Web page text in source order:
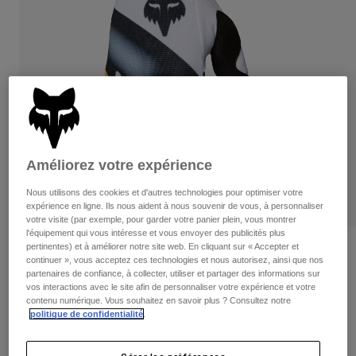
Pantalons
Shorts
Vestes
Protections
Masques
Chaussettes
Accessoires
Pièces de rechange
Pantalons
Vestes
Protections
Masques
Chaussettes
Sacs et accessoires
Pièces de rechange
Femme
T-shirts et tops
Vestes
Pantalons
Chemises
Voir tout
Enfants
Voir tout
Casques
Maillots
Pantalons
Bottes
Protections
Gants
Masques
Avis
Gants 180 Noble
Article n°38609
Price reduced from
Améliorez votre expérience
Nous utilisons des cookies et d'autres technologies pour optimiser votre
expérience en ligne. Ils nous aident à nous souvenir de vous, à personnaliser
votre visite (par exemple, pour garder votre panier plein, vous montrer
l'équipement qui vous intéresse et vous envoyer des publicités plus
pertinentes) et à améliorer notre site web. En cliquant sur « Accepter et
continuer », vous acceptez ces technologies et nous autorisez, ainsi que nos
partenaires de confiance, à collecter, utiliser et partager des informations sur
vos interactions avec le site afin de personnaliser votre expérience et votre
contenu numérique. Vous souhaitez en savoir plus ? Consultez notre
politique de confidentialité